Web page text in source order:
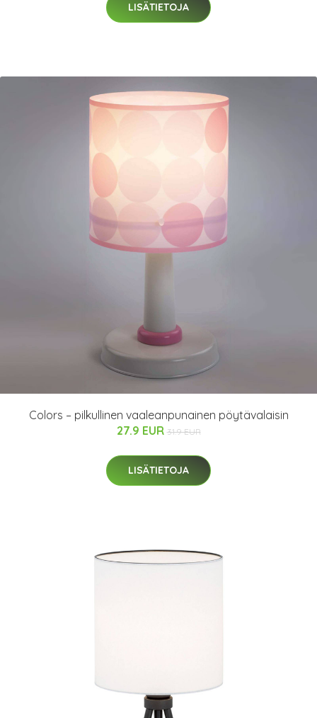
LISÄTIETOJA
Colors – pilkullinen vaaleanpunainen pöytävalaisin
27.9 EUR 31.9 EUR
LISÄTIETOJA